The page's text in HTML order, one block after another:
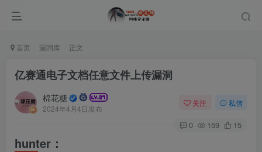
首页 漏洞库 正文
亿赛通电子文档任意文件上传漏洞
棉花糖
2024年4月4日发布
关注 私信
0 159 15
hunter：